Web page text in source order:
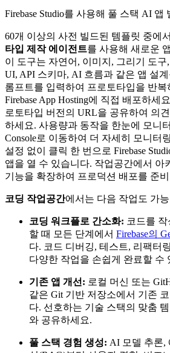
Firebase Studio를 사용해 풀 스택 AI 앱
60개 이상의 사전 빌드된 템플릿 중에
타입 제작 에이전트를 사용해 새로운
이 도구는 자연어, 이미지, 그리기 도
UI, API 스키마, AI 흐름과 같은 앱 설
롬프트를 입력하여 프로토타입을 반복
Firebase App Hosting에 직접 배포하세
로토타입 버전의 URL을 공유하여 의
하세요. 사용량과 동작을 한눈에 모니
Console로 이동하여 더 자세히 모니터
설정 없이 클릭 한 번으로 Firebase
앱을 열 수 있습니다. 작업공간에서 아
기능을 확장하여 프로덕션 배포를 준
코딩 작업공간에서는 다음 작업도 가
코딩 워크플로 간소화: 코드를
할 때 모든 단계에서 Firebase의
다. 코드 디버깅, 테스트, 리팩터
다양한 작업을 손쉽게 완료할 수
기존 앱 개선: 로컬 머신 또는
같은 Git 기반 저장소에서 기존
다. 선호하는 기술 스택의 맞춤
와 공유하세요.
풀 스택 경험 생성: AI 모델 추론,